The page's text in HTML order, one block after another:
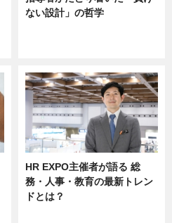
ない設計」の哲学
HR EXPO主催者が語る 総
務・人事・教育の最新トレン
ドとは？